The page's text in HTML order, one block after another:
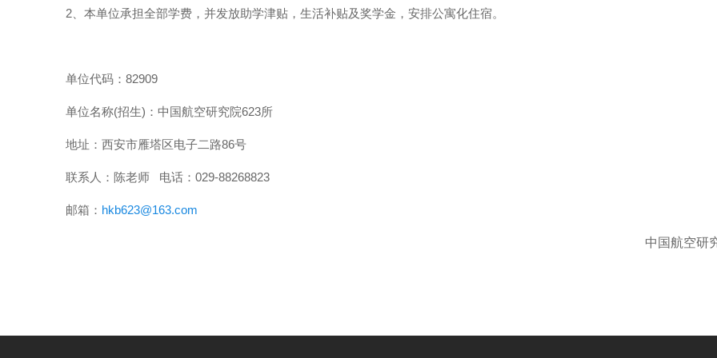
2 、本单位承担全部学费，并发放助学津贴，生活补贴及奖学金，安排公寓化住宿。
单位代码： 82909
单位名称(招生) ：中国航空研究院623所
地址：西安市雁塔区电子二路86号
联系人：陈老师
电话： 029-88268823
邮箱： hkb623@163.com
中国航空研究院623